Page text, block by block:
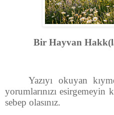
Bir Hayvan
Yazıyı okuyan
yorumlarınızı esirgemeyin
sebep olasınız.